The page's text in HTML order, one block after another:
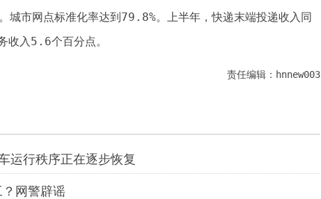
城市网点标准化率达到79.8%。上半年，快递末端投递收入同
收入5.6个百分点。
责任编辑：hnnew003
运行秩序正在逐步恢复
网警辟谣